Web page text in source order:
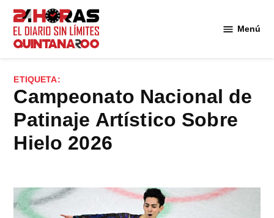
Saltar
contenido
Menú
ETIQUETA:
Campeonato Nacional de
Patinaje Artístico Sobre
Hielo 2026